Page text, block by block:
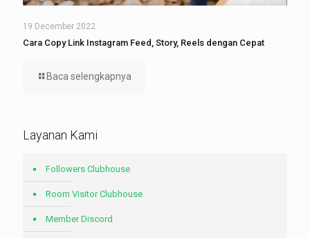
19 December 2022
Cara Copy Link Instagram Feed, Story, Reels dengan Cepat
Baca selengkapnya
Layanan Kami
Followers Clubhouse
Room Visitor Clubhouse
Member Discord